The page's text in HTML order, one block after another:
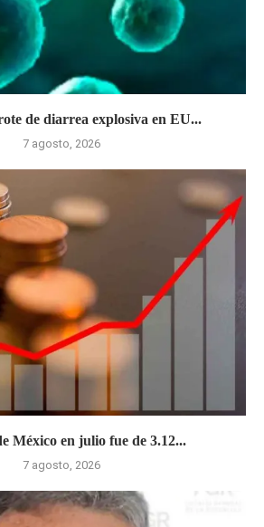
de diarrea explosiva en EU...
7 agosto, 2026
México en julio fue de 3.12...
7 agosto, 2026